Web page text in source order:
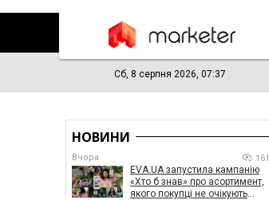
Сб, 8 серпня 2026, 07:37
НОВИНИ
Вчора 161
EVA.UA запустила кампанію
«Хто б знав» про асортимент,
якого покупці не очікують